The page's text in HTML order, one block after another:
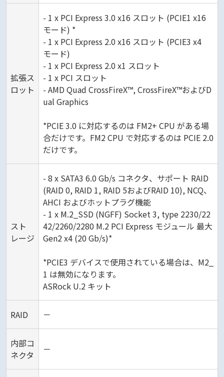
拡張ス
ロット
- 1 x PCI Express 3.0 x16 スロット (PCIE1 x16
モード) *
- 1 x PCI Express 2.0 x16 スロット (PCIE3 x4
モード)
- 1 x PCI Express 2.0 x1 スロット
- 1 x PCI スロット
- AMD Quad CrossFireX™, CrossFireX™およびD
ual Graphics
*PCIE 3.0 に対応するのは FM2+ CPU がある場
合だけです。FM2 CPU で対応するのは PCIE 2.0
だけです。
スト
レージ
- 8 x SATA3 6.0 Gb/s コネクタ、サポート RAID
(RAID 0, RAID 1, RAID 5およびRAID 10), NCQ、
AHCI およびホットプラグ機能
- 1 x M.2_SSD (NGFF) Socket 3, type 2230/22
42/2260/2280 M.2 PCI Express モジュール 最大
Gen2 x4 (20 Gb/s)*
*PCIE3 デバイスで使用されている場合は、M2_
1 は無効になります。
ASRock U.2 キット
RAID －
内部コ
ネクタ
－